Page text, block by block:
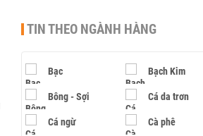
TIN THEO NGÀNH HÀNG
Bạc Bạch Kim
Bông - Sợi Cá da trơn
Cá ngừ Cà phê